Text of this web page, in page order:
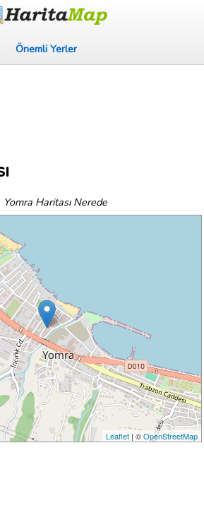
Önemli Yerler
Yomra Haritası Nerede
Leaflet | ©OpenStreetMap